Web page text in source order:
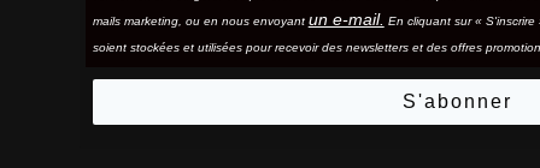
mails marketing, ou en nous envoyant un e-mail. En cliquant sur «
soient stockées et utilisées pour recevoir des newsletters et des offres
S'abonner